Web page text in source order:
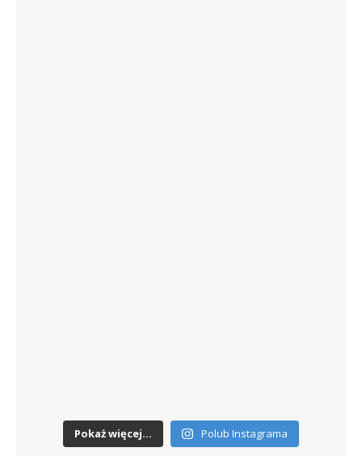
Pokaż więcej... Polub Instagrama